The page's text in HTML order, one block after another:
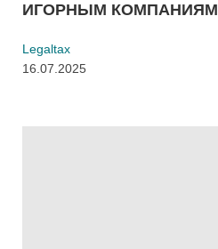
ИГОРНЫМ КОМПАНИЯМ
Legaltax
16.07.2025